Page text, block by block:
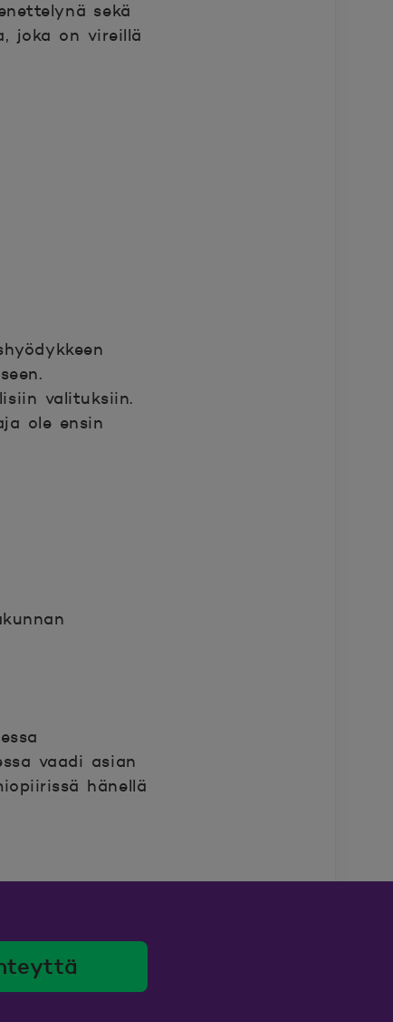
sekä
joka on vireillä
valituksiin.
ole ensin
vaadi asian
hänellä